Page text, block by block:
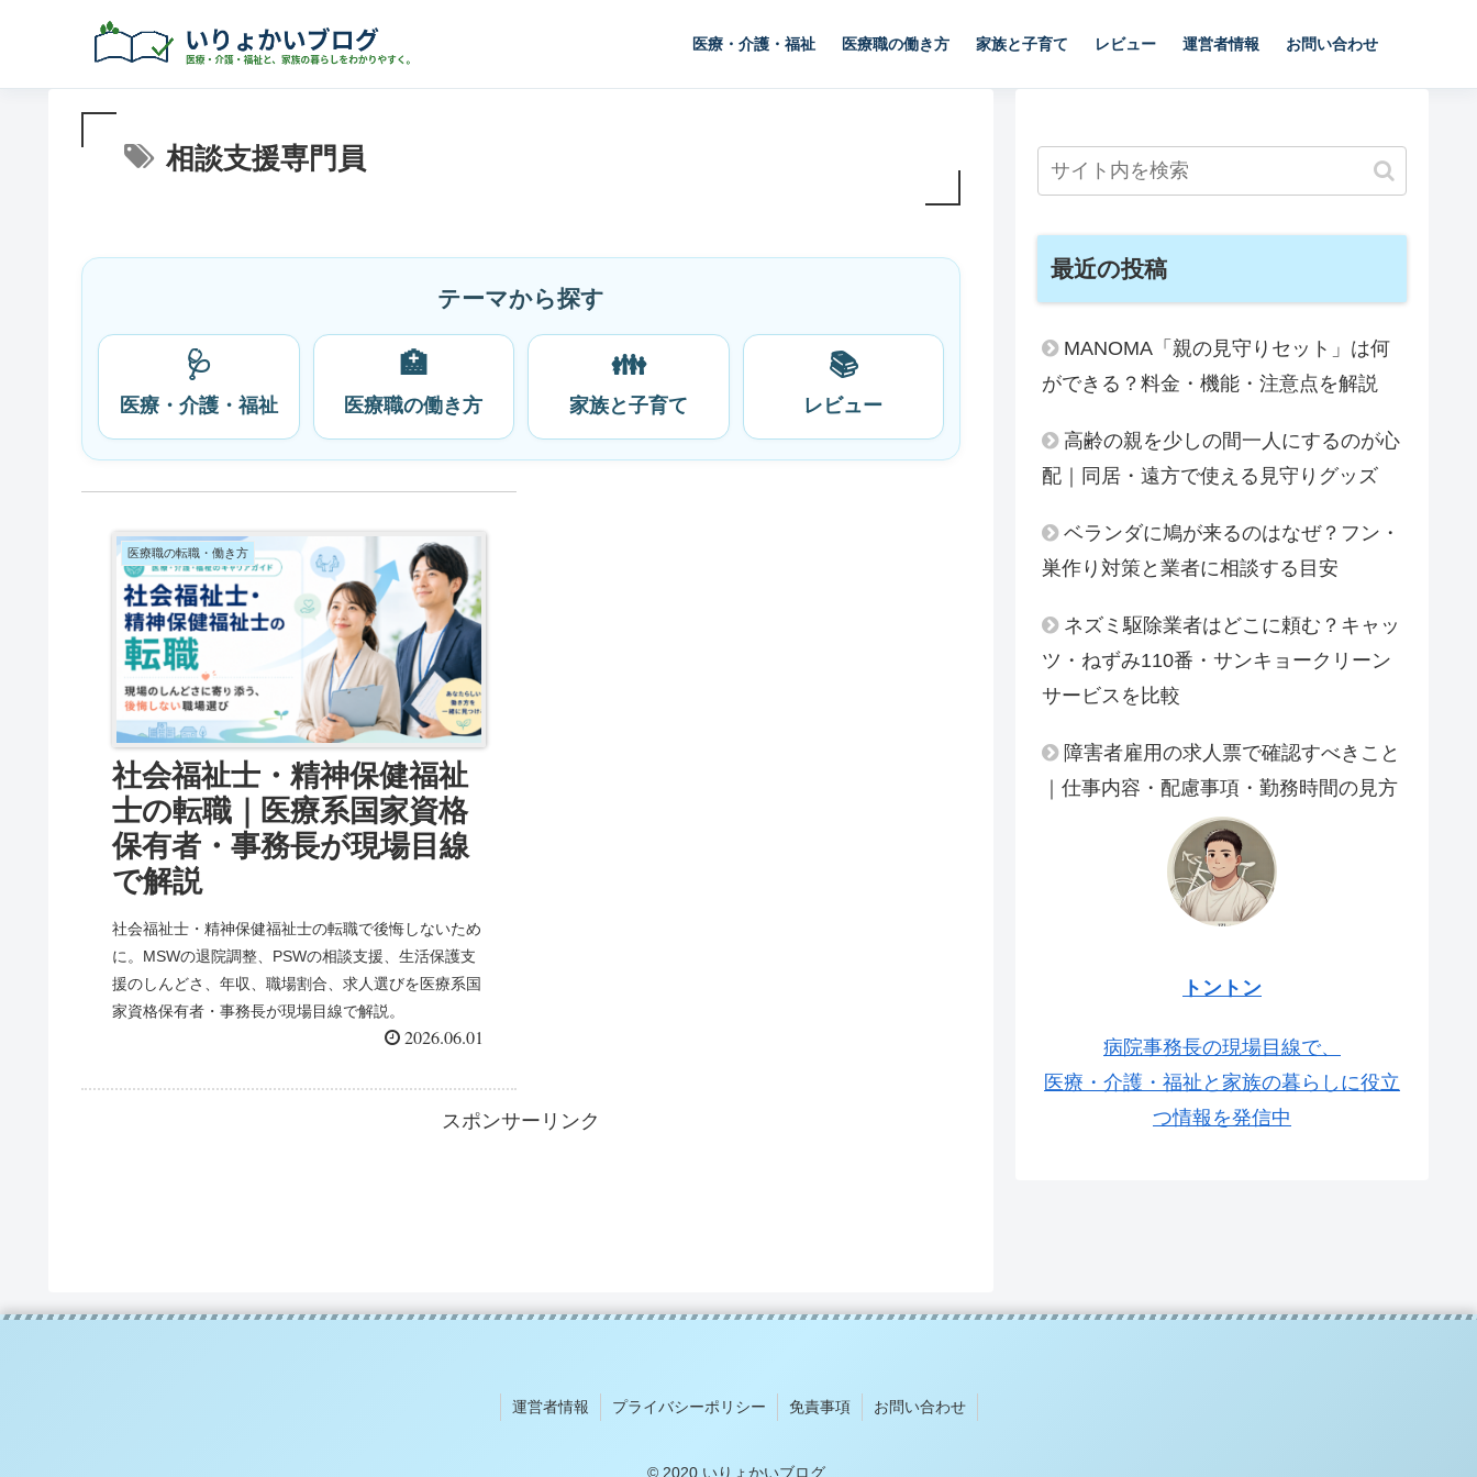
医療・介護・福祉 医療職の働き方 家族と子育て レビュー 運営者情報 お問い合わせ
相談支援専門員
テーマから探す
🩺
医療・介護・福祉
🏥
医療職の働き方
👪
家族と子育て
📚
レビュー
医療職の転職・働き方
社会福祉士・精神保健福祉
士の転職｜医療系国家資格
保有者・事務長が現場目線
で解説
社会福祉士・精神保健福祉士の転職で後悔しないため
に。MSWの退院調整、PSWの相談支援、生活保護支
援のしんどさ、年収、職場割合、求人選びを医療系国
家資格保有者・事務長が現場目線で解説。
2026.06.01
スポンサーリンク
最近の投稿
MANOMA「親の見守りセット」は何
ができる？料金・機能・注意点を解説
高齢の親を少しの間一人にするのが心
配｜同居・遠方で使える見守りグッズ
ベランダに鳩が来るのはなぜ？フン・
巣作り対策と業者に相談する目安
ネズミ駆除業者はどこに頼む？キャッ
ツ・ねずみ110番・サンキョークリーン
サービスを比較
障害者雇用の求人票で確認すべきこと
｜仕事内容・配慮事項・勤務時間の見方
トントン
病院事務長の現場目線で、
医療・介護・福祉と家族の暮らしに役立
つ情報を発信中
運営者情報 プライバシーポリシー 免責事項 お問い合わせ
© 2020 いりょかいブログ.